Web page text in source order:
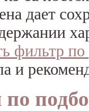
дает
фильтр
и